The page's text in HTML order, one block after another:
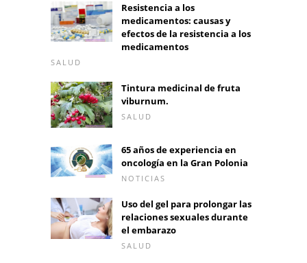
Resistencia a los
medicamentos: causas y
efectos de la resistencia a los
medicamentos
SALUD
Tintura medicinal de fruta
viburnum.
SALUD
65 años de experiencia en
oncología en la Gran Polonia
NOTICIAS
Uso del gel para prolongar las
relaciones sexuales durante
el embarazo
SALUD